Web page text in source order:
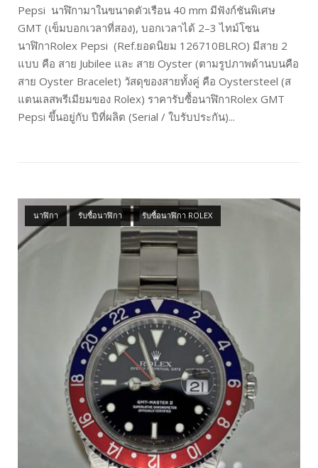
Pepsi นาฬิกามาในขนาดตัวเรือน 40 mm มีฟังก์ชันพิเศษ
GMT (เข็มบอกเวลาที่สอง), บอกเวลาได้ 2–3 ไทม์โซน
นาฬิกาRolex Pepsi (Ref.ยอดนิยม 126710BLRO) มีสาย 2
แบบ คือ สาย Jubilee และ สาย Oyster (ตามรูปภาพด้านบนคือ
สาย Oyster Bracelet) วัสดุของสายทั้งคู่ คือ Oystersteel (ส
แตนเลสพรีเมียมของ Rolex) ราคารับซื้อนาฬิกาRolex GMT
Pepsi ขึ้นอยู่กับ ปีที่ผลิต (Serial / ใบรับประกัน)...
นาฬิกา รับซื้อนาฬิกา รับซื้อนาฬิกา ROLEX
Open post